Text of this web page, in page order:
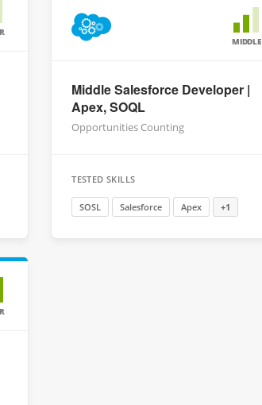
MIDDLE
Middle Salesforce Developer |
Apex, SOQL
Opportunities Counting
TESTED SKILLS
SOSL Salesforce Apex +1